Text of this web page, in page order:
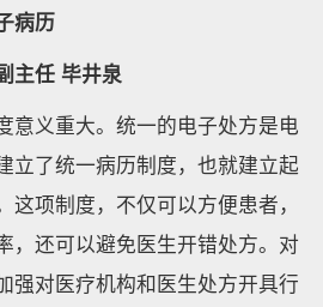
病历
主任 毕井泉
意义重大。统一的电子处方是电
立了统一病历制度，也就建立起
这项制度，不仅可以方便患者，
，还可以避免医生开错处方。对
强对医疗机构和医生处方开具行